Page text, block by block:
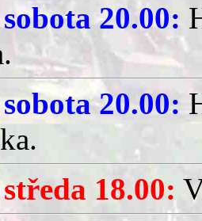
20.00:
20.00:
18.00: